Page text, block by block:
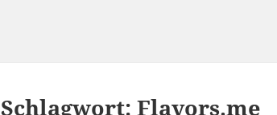
Schlagwort:Flavors.me